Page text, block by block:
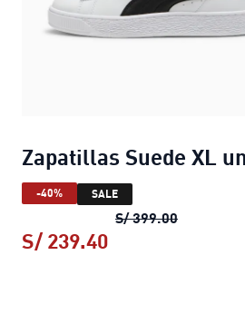
Zapatillas Suede XL
-40% SALE
S/ 399.00Zapatillas
S/ 239.40